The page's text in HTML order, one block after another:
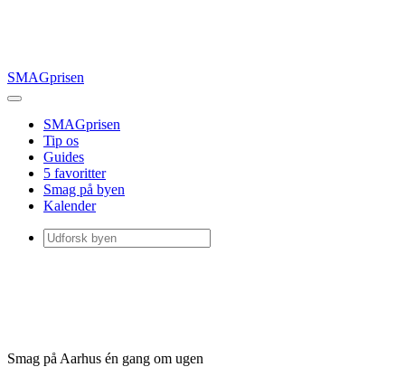
SMAGprisen
SMAGprisen
Tip os
Guides
5 favoritter
Smag på byen
Kalender
Smag på Aarhus én gang om ugen